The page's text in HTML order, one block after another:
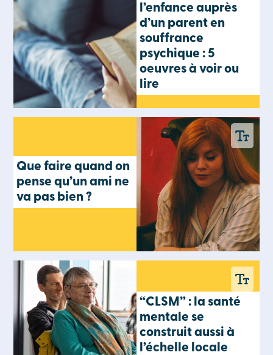
l’enfance auprès
d’un parent en
souffrance
psychique : 5
oeuvres à voir ou
lire
Que faire quand on
pense qu’un ami ne
va pas bien ?
“CLSM” : la santé
mentale se
construit aussi à
l’échelle locale